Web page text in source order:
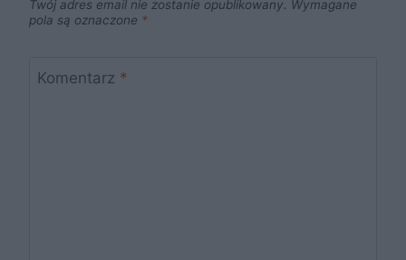
Twój adres email nie zostanie opublikowany. Wymagane
pola są oznaczone *
Komentarz *